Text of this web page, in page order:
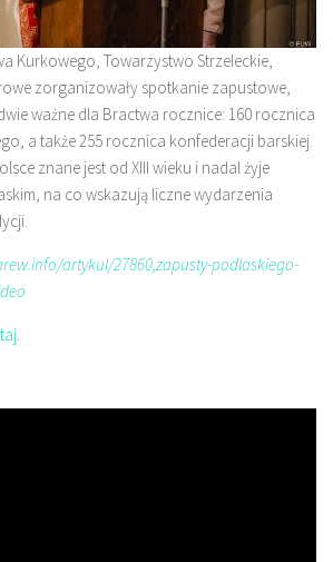
Kurkowego, Towarzystwo Strzeleckie,
zorganizowały spotkanie zapustowe,
ważne dla Bractwa rocznice: 160 rocznica
a także 255 rocznica konfederacji barskiej.
znane jest od XIII wieku i nadal żyje
na co wskazują liczne wydarzenia
artykul/27860,zapusty-podlaskiego-
.